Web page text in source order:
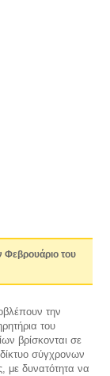
Φεβρουάριο του
την
του
βρίσκονται σε
σύγχρονων
με δυνατότητα να